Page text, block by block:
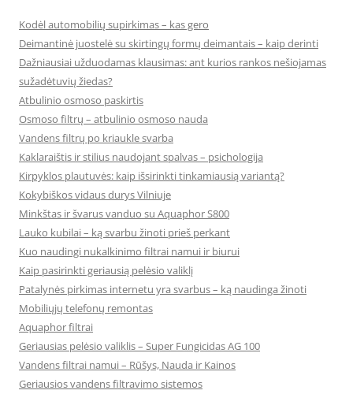
Kodėl automobilių supirkimas – kas gero
Deimantinė juostelė su skirtingų formų deimantais – kaip derinti
Dažniausiai užduodamas klausimas: ant kurios rankos nešiojamas
sužadėtuvių žiedas?
Atbulinio osmoso paskirtis
Osmoso filtrų – atbulinio osmoso nauda
Vandens filtrų po kriaukle svarba
Kaklaraištis ir stilius naudojant spalvas – psichologija
Kirpyklos plautuvės: kaip išsirinkti tinkamiausią variantą?
Kokybiškos vidaus durys Vilniuje
Minkštas ir švarus vanduo su Aquaphor S800
Lauko kubilai – ką svarbu žinoti prieš perkant
Kuo naudingi nukalkinimo filtrai namui ir biurui
Kaip pasirinkti geriausią pelėsio valiklį
Patalynės pirkimas internetu yra svarbus – ką naudinga žinoti
Mobiliųjų telefonų remontas
Aquaphor filtrai
Geriausias pelėsio valiklis – Super Fungicidas AG 100
Vandens filtrai namui – Rūšys, Nauda ir Kainos
Geriausios vandens filtravimo sistemos